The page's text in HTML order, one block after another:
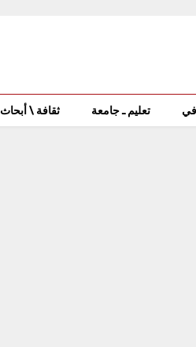
في تعليم ـ جامعة ثقافة \ أبحاث